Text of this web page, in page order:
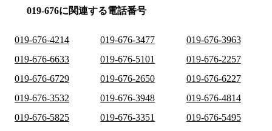
019-676に関連する電話番号
019-676-4214 019-676-3477
019-676-3963
019-676-6633
019-676-5101
019-676-2257
019-676-6729
019-676-2650
019-676-6227
019-676-3532
019-676-3948
019-676-4814
019-676-5825
019-676-3351
019-676-5495